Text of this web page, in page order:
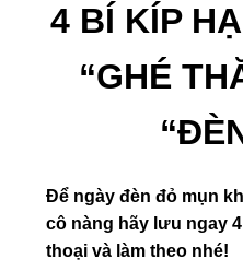
4 BÍ KÍP
“GHÉ
Để ngày đèn đỏ mụn
cô nàng hãy lưu ngay
thoại và làm theo nhé!